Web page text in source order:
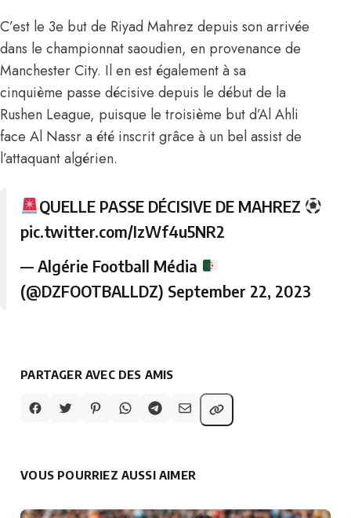
C’est le 3e but de Riyad Mahrez depuis son arrivée
dans le championnat saoudien, en provenance de
Manchester City. Il en est également à sa
cinquième passe décisive depuis le début de la
Rushen League, puisque le troisième but d’Al Ahli
face Al Nassr a été inscrit grâce à un bel assist de
l’attaquant algérien.
QUELLE PASSE DÉCISIVE DE MAHREZ
pic.twitter.com/IzWf4u5NR2
— Algérie Football Média
(@DZFOOTBALLDZ) September 22, 2023
PARTAGER AVEC DES AMIS
VOUS POURRIEZ AUSSI AIMER